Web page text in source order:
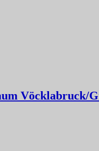
Vöcklabruck/